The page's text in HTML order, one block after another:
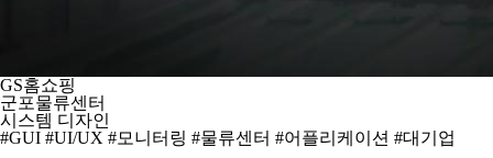
GS홈쇼핑
군포물류센터
시스템 디자인
#GUI #UI/UX #모니터링 #물류센터 #어플리케이션 #대기업